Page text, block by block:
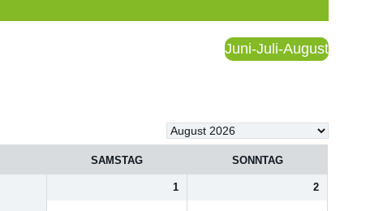
Juni-Juli-August
SAMSTAG SONNTAG
1 2